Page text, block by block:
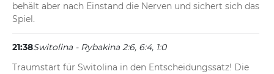
behält aber nach Einstand die Nerven und sichert sich das
Spiel.
21:38Switolina - Rybakina 2:6, 6:4, 1:0
Traumstart für Switolina in den Entscheidungssatz! Die